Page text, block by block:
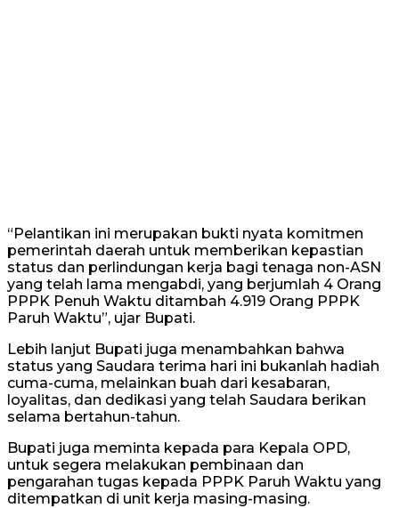
“Pelantikan ini merupakan bukti nyata komitmen
pemerintah daerah untuk memberikan kepastian
status dan perlindungan kerja bagi tenaga non-ASN
yang telah lama mengabdi, yang berjumlah 4 Orang
PPPK Penuh Waktu ditambah 4.919 Orang PPPK
Paruh Waktu”, ujar Bupati.
Lebih lanjut Bupati juga menambahkan bahwa
status yang Saudara terima hari ini bukanlah hadiah
cuma-cuma, melainkan buah dari kesabaran,
loyalitas, dan dedikasi yang telah Saudara berikan
selama bertahun-tahun.
Bupati juga meminta kepada para Kepala OPD,
untuk segera melakukan pembinaan dan
pengarahan tugas kepada PPPK Paruh Waktu yang
ditempatkan di unit kerja masing-masing.